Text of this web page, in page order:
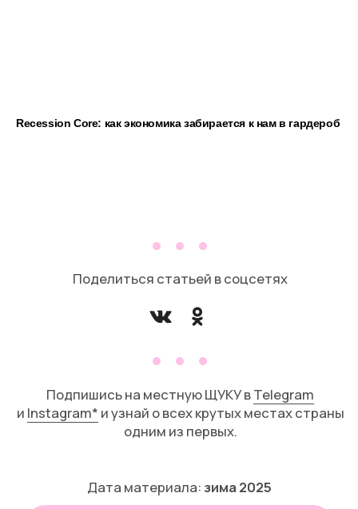
Recession Core: как экономика забирается к нам в гардероб